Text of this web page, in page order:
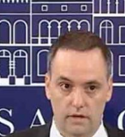
Home 2026 junio